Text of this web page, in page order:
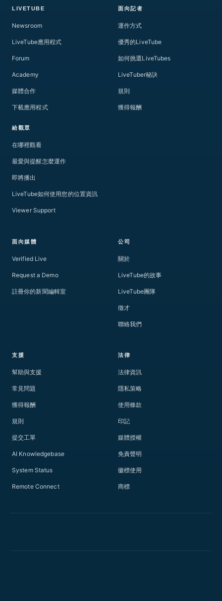
LIVETUBE
Newsroom
LiveTube應用程式
Forum
Academy
媒體合作
下載應用程式
給觀眾
在哪裡觀看
最愛與提醒怎麼運作
即將播出
LiveTube如何使用您的位置資訊
Viewer Support
面向記者
運作方式
優秀的LiveTube
如何挑選LiveTubes
LiveTuber秘訣
規則
獲得報酬
面向媒體
Verified Live
Request a Demo
註冊你的新聞編輯室
公司
關於
LiveTube的故事
LiveTube團隊
徵才
聯絡我們
支援
幫助與支援
常見問題
獲得報酬
規則
提交工單
AI Knowledgebase
System Status
Remote Connect
法律
法律資訊
隱私策略
使用條款
印記
媒體授權
免責聲明
徽標使用
商標